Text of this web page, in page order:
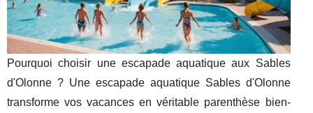
Pourquoi choisir une escapade aquatique aux Sables
d'Olonne ? Une escapade aquatique Sables d'Olonne
transforme vos vacances en véritable parenthèse bien-